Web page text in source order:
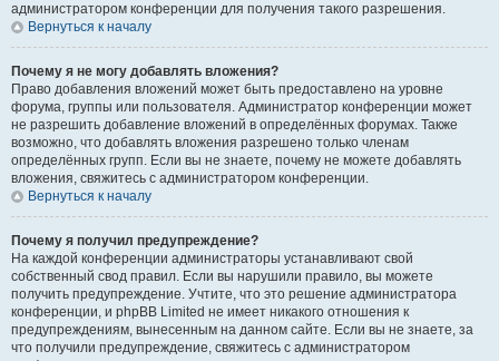
администратором конференции для получения такого разрешения.
Вернуться к началу
Почему я не могу добавлять вложения?
Право добавления вложений может быть предоставлено на уровне
форума, группы или пользователя. Администратор конференции может
не разрешить добавление вложений в определённых форумах. Также
возможно, что добавлять вложения разрешено только членам
определённых групп. Если вы не знаете, почему не можете добавлять
вложения, свяжитесь с администратором конференции.
Вернуться к началу
Почему я получил предупреждение?
На каждой конференции администраторы устанавливают свой
собственный свод правил. Если вы нарушили правило, вы можете
получить предупреждение. Учтите, что это решение администратора
конференции, и phpBB Limited не имеет никакого отношения к
предупреждениям, вынесенным на данном сайте. Если вы не знаете, за
что получили предупреждение, свяжитесь с администратором